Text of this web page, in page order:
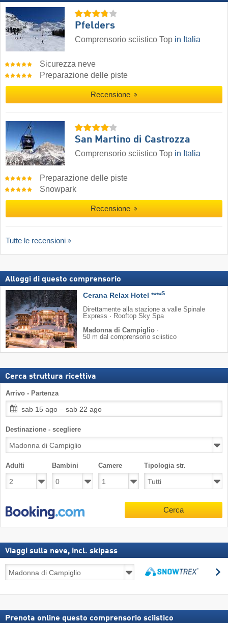
Pfelders
Comprensorio sciistico Top in Italia
Sicurezza neve
Preparazione delle piste
Recensione
San Martino di Castrozza
Comprensorio sciistico Top in Italia
Preparazione delle piste
Snowpark
Recensione
Tutte le recensioni
Alloggi di questo comprensorio
Cerana Relax Hotel ****S
Direttamente alla stazione a valle Spinale
Express · Rooftop Sky Spa
Madonna di Campiglio ·
50 m dal comprensorio sciistico
Cerca struttura ricettiva
Arrivo - Partenza
sab 15 ago – sab 22 ago
Destinazione - scegliere
Adulti Bambini Camere Tipologia str.
Cerca
Viaggi sulla neve, incl. skipass
sulla
incl.
Prenota online questo comprensorio sciistico